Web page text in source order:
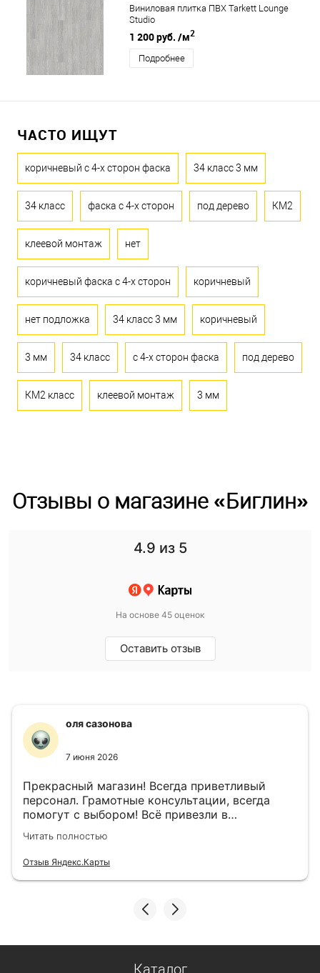
Виниловая плитка ПВХ Tarkett Lounge
Studio
1 200 руб. /м2
Подробнее
ЧАСТО ИЩУТ
коричневый с 4-х сторон фаска 34 класс 3 мм
34 класс фаска с 4-х сторон под дерево КМ2
клеевой монтаж нет
коричневый фаска с 4-х сторон коричневый
нет подложка 34 класс 3 мм коричневый
3 мм 34 класс с 4-х сторон фаска под дерево
КМ2 класс клеевой монтаж 3 мм
Отзывы о магазине «Биглин»
4.9 из 5
На основе 45 оценок
Оставить отзыв
оля сазонова
7 июня 2026
Прекрасный магазин! Всегда приветливый
персонал. Грамотные консультации, всегда
помогут с выбором! Всё привезли в
назначенный день!
Читать полностью
Отзыв Яндекс.Карты
Каталог